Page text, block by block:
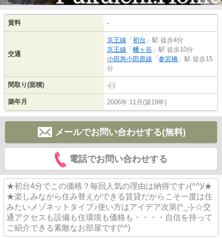
賃料 -
交通
京王線 「 初台 」駅 徒歩4分
京王線 「 幡ヶ谷 」駅 徒歩10分
小田急小田原線 「 参宮橋 」駅 徒歩15
分
間取り(面積) -(-)
築年月 2006年 11月(築19年)
メールでお問い合わせする(無料)
電話でお問い合わせする
★初台4分でこの価格？毎回人気の理由は納得です♪(^^)/★
★楽しみながら住み替えができる賃貸だからこそ一度は住
みたいメゾネットタイプ♪使い方はアイデア次第(^_-)-☆交
通アクセスも設備も住環境も価格も・・・・自信を持って
ご紹介できる素敵なお部屋です(^^)